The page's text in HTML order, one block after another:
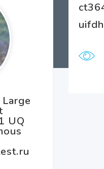
UQ